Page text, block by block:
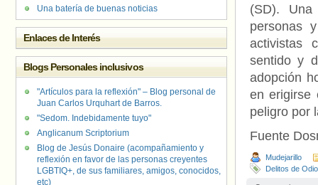
(SD).
personas
activistas
sentido y
adopción
en erigirse
peligro por
Fuente
Mudejarillo
Delitos de Odio
Una batería de buenas noticias
Enlaces de Interés
Blogs Personales inclusivos
"Artículos para la reflexión" – Blog personal de
Juan Carlos Urquhart de Barros.
"Sedom. Indebidamente tuyo"
Anglicanum Scriptorium
Blog de Jesús Donaire (acompañamiento y
reflexión en favor de las personas creyentes
LGBTIQ+, de sus familiares, amigos, conocidos,
etc)